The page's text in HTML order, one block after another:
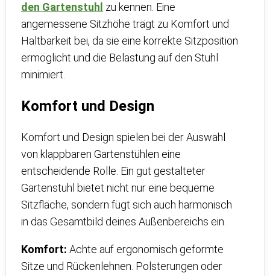
den Gartenstuhl zu kennen. Eine
angemessene Sitzhöhe trägt zu Komfort und
Haltbarkeit bei, da sie eine korrekte Sitzposition
ermöglicht und die Belastung auf den Stuhl
minimiert.
Komfort und Design
Komfort und Design spielen bei der Auswahl
von klappbaren Gartenstühlen eine
entscheidende Rolle. Ein gut gestalteter
Gartenstuhl bietet nicht nur eine bequeme
Sitzfläche, sondern fügt sich auch harmonisch
in das Gesamtbild deines Außenbereichs ein.
Komfort: Achte auf ergonomisch geformte
Sitze und Rückenlehnen. Polsterungen oder